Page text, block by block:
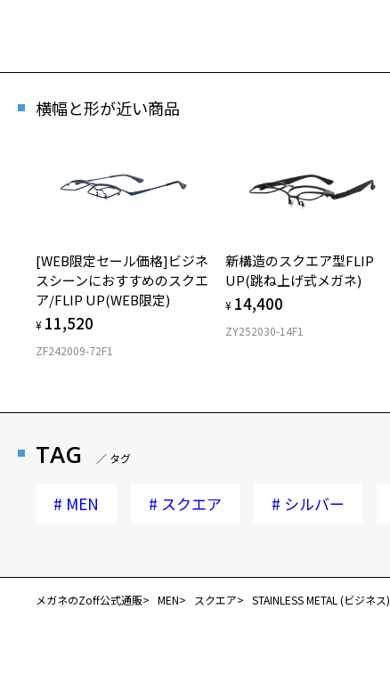
横幅と形が近い商品
[WEB限定セール価格]ビジネ
スシーンにおすすめのスクエ
ア/FLIP UP(WEB限定)
¥ 11,520
ZF242009-72F1
新構造のスクエア型FLIP
UP(跳ね上げ式メガネ)
¥ 14,400
ZY252030-14F1
TAG ／ タグ
# MEN # スクエア # シルバー
メガネのZoff公式通販 MEN スクエア STAINLESS METAL (ビジネス)